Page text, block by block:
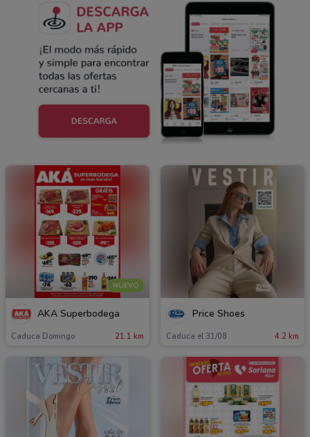
NUEVO
AKÁ Superbodega
Caduca Domingo 21.1 km
Price Shoes
Caduca el 31/08 4.2 km